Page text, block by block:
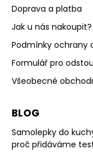
Doprava a platba
Jak u nás nakoupit?
Podmínky ochrany
Formulář pro
Všeobecné
BLOG
Samolepky do
proč přidáváme